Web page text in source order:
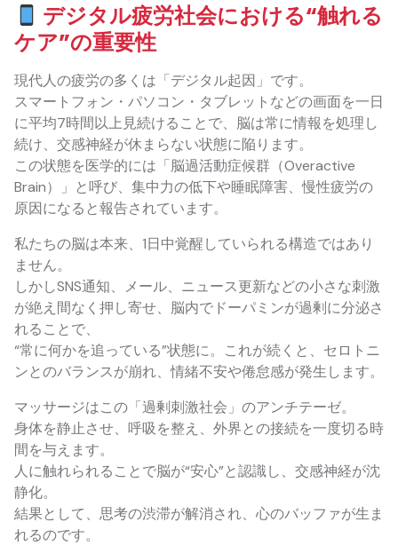
デジタル疲労社会における“触れる
ケア”の重要性
現代人の疲労の多くは「デジタル起因」です。
スマートフォン・パソコン・タブレットなどの画面を一日
に平均7時間以上見続けることで、脳は常に情報を処理し
続け、交感神経が休まらない状態に陥ります。
この状態を医学的には「脳過活動症候群（Overactive
Brain）」と呼び、集中力の低下や睡眠障害、慢性疲労の
原因になると報告されています。
私たちの脳は本来、1日中覚醒していられる構造ではあり
ません。
しかしSNS通知、メール、ニュース更新などの小さな刺激
が絶え間なく押し寄せ、脳内でドーパミンが過剰に分泌さ
れることで、
“常に何かを追っている”状態に。これが続くと、セロトニ
ンとのバランスが崩れ、情緒不安や倦怠感が発生します。
マッサージはこの「過剰刺激社会」のアンチテーゼ。
身体を静止させ、呼吸を整え、外界との接続を一度切る時
間を与えます。
人に触れられることで脳が“安心”と認識し、交感神経が沈
静化。
結果として、思考の渋滞が解消され、心のバッファが生ま
れるのです。